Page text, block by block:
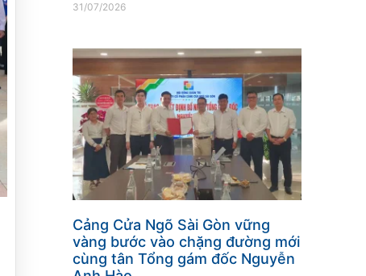
31/07/2026
Cảng Cửa Ngõ Sài Gòn vững
vàng bước vào chặng đường mới
cùng tân Tổng gám đốc Nguyễn